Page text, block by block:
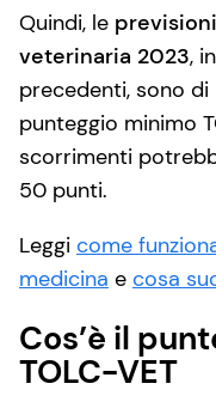
Quindi, le
veterinaria 2023,
precedenti, sono
punteggio minimo
scorrimenti
50 punti.
Leggi come
medicina e cosa
Cos’è il
TOLC-VET